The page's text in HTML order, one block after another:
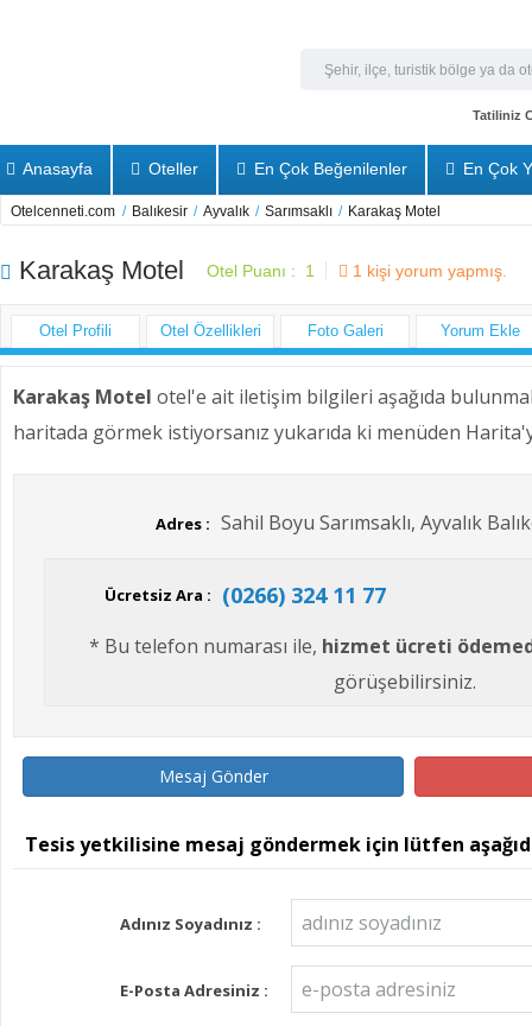
Tatiliniz
Anasayfa Oteller En Çok Beğenilenler En Çok
Otelcenneti.com / Balıkesir / Ayvalık / Sarımsaklı / Karakaş Motel
Karakaş Motel Otel Puanı : 1 1 kişi yorum yapmış.
Otel Profili Otel Özellikleri Foto Galeri Yorum Ekle
Karakaş Motel otel'e ait iletişim bilgileri aşağıda
haritada görmek istiyorsanız yukarıda ki menüden
Adres : Sahil Boyu Sarımsaklı, Ayvalık
Ücretsiz Ara : (0266) 324 11 77
* Bu telefon numarası ile, hizmet ücreti
görüşebilirsiniz.
Mesaj Gönder
Tesis yetkilisine mesaj göndermek için lütfen
Adınız Soyadınız :
E-Posta Adresiniz :